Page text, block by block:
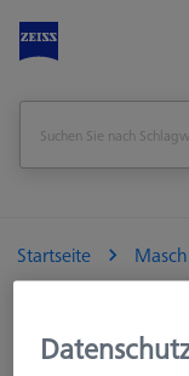
Startseite
Aufspannmittel
Leiste zu